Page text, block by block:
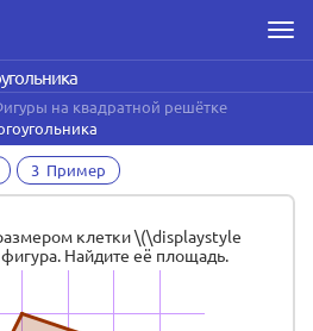
на квадратной решётке
3 Пример
клетки \(\displaystyle
Найдите её площадь.